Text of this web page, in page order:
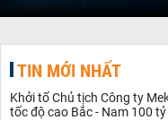
TIN MỚI NHẤT
Khởi tố Chủ tịch Công ty
tốc độ cao Bắc - Nam 100